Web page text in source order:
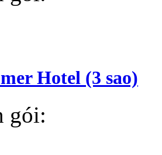
Hotel (3 sao)
gói: